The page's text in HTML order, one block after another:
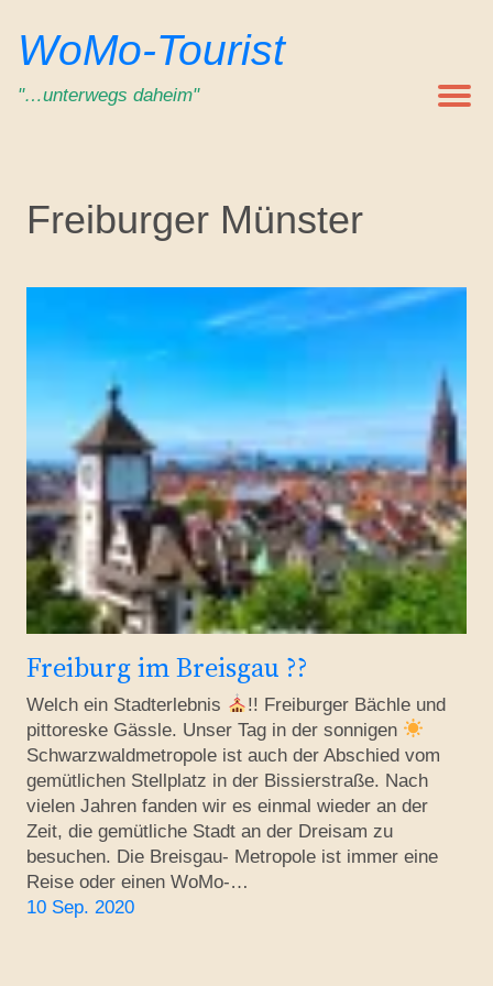
Inhalt
springen
WoMo-Tourist
"…unterwegs daheim"
Freiburger Münster
Freiburg im Breisgau ??
Welch ein Stadterlebnis
!! Freiburger Bächle und
pittoreske Gässle. Unser Tag in der sonnigen
Schwarzwaldmetropole ist auch der Abschied vom
gemütlichen Stellplatz in der Bissierstraße. Nach
vielen Jahren fanden wir es einmal wieder an der
Zeit, die gemütliche Stadt an der Dreisam zu
besuchen. Die Breisgau- Metropole ist immer eine
Reise oder einen WoMo-…
10 Sep. 2020